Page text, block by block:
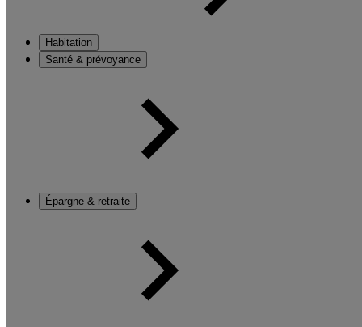
Habitation
Santé & prévoyance
Épargne & retraite